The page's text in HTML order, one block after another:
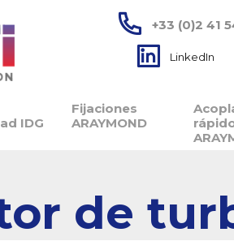
+33 (0)2 41
LinkedIn
IDG
Fijaciones
ARAYMOND
de